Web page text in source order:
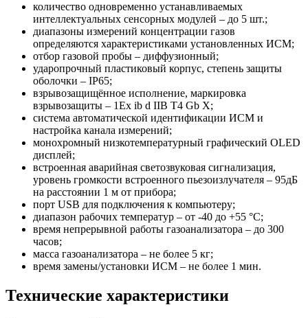
количество одновременно устанавливаемых
интеллектуальных сенсорных модулей – до 5 шт.;
диапазоны измерений концентрации газов
определяются характеристиками установленных ИСМ;
отбор газовой пробы – диффузионный;
ударопрочный пластиковый корпус, степень защиты
оболочки – IP65;
взрывозащищённое исполнение, маркировка
взрывозащиты – 1Ex ib d IIB T4 Gb X;
система автоматической идентификации ИСМ и
настройка канала измерений;
монохромный низкотемпературный графический OLED
дисплей;
встроенная аварийная светозвуковая сигнализация,
уровень громкости встроенного пьезоизлучателя – 95дБ
на расстоянии 1 м от прибора;
порт USB для подключения к компьютеру;
диапазон рабочих температур – от -40 до +55 °С;
время непрерывной работы газоанализатора – до 300
часов;
масса газоанализатора – не более 5 кг;
время замены/установки ИСМ – не более 1 мин.
Технические характеристики